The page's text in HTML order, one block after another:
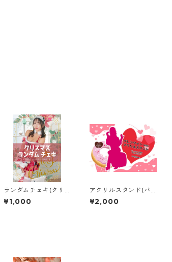
ランダムチェキ(クリ
スマス ver.)
¥1,000
アクリルスタンド(バ
レンタイン ver.)
¥2,000